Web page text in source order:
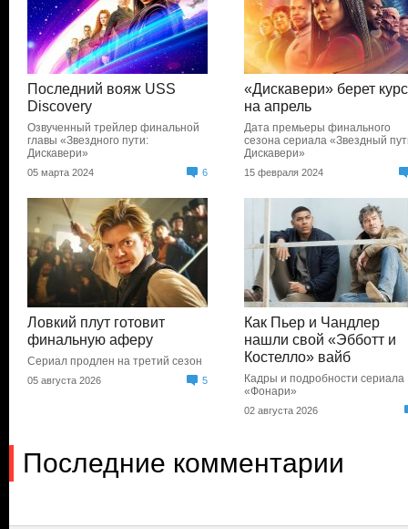
Последний вояж USS
Discovery
Озвученный трейлер финальной
главы «Звездного пути:
Дискавери»
05 марта 2024 6
«Дискавери» берет курс
на апрель
Дата премьеры финального
сезона сериала «Звездный
Дискавери»
15 февраля 2024
Ловкий плут готовит
финальную аферу
Сериал продлен на третий сезон
05 августа 2026 5
Как Пьер и Чандлер
нашли свой «Эбботт и
Костелло» вайб
Кадры и подробности сериала
«Фонари»
02 августа 2026
Последние комментарии